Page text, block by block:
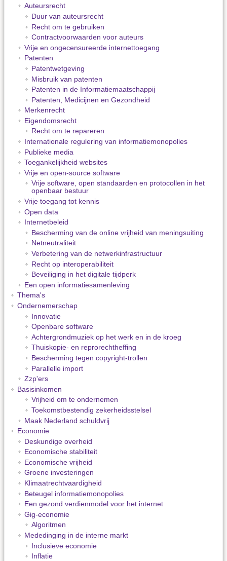
Auteursrecht
Duur van auteursrecht
Recht om te gebruiken
Contractvoorwaarden voor auteurs
Vrije en ongecensureerde internettoegang
Patenten
Patentwetgeving
Misbruik van patenten
Patenten in de Informatiemaatschappij
Patenten, Medicijnen en Gezondheid
Merkenrecht
Eigendomsrecht
Recht om te repareren
Internationale regulering van informatiemonopolies
Publieke media
Toegankelijkheid websites
Vrije en open-source software
Vrije software, open standaarden en protocollen in het
openbaar bestuur
Vrije toegang tot kennis
Open data
Internetbeleid
Bescherming van de online vrijheid van meningsuiting
Netneutraliteit
Verbetering van de netwerkinfrastructuur
Recht op interoperabiliteit
Beveiliging in het digitale tijdperk
Een open informatiesamenleving
Thema's
Ondernemerschap
Innovatie
Openbare software
Achtergrondmuziek op het werk en in de kroeg
Thuiskopie- en reprorechtheffing
Bescherming tegen copyright-trollen
Parallelle import
Zzp'ers
Basisinkomen
Vrijheid om te ondernemen
Toekomstbestendig zekerheidsstelsel
Maak Nederland schuldvrij
Economie
Deskundige overheid
Economische stabiliteit
Economische vrijheid
Groene investeringen
Klimaatrechtvaardigheid
Beteugel informatiemonopolies
Een gezond verdienmodel voor het internet
Gig-economie
Algoritmen
Mededinging in de interne markt
Inclusieve economie
Inflatie